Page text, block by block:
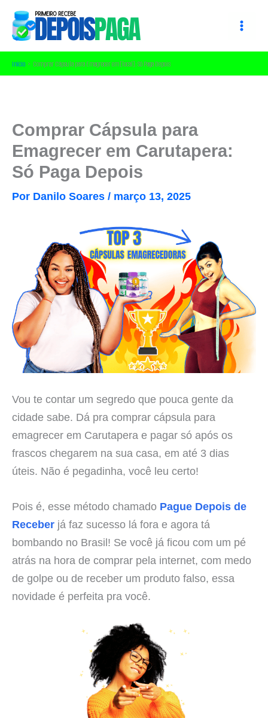
para
conteúdo
Início Comprar Cápsula para Emagrecer em [local]: Só Paga Depois
Comprar Cápsula para
Emagrecer em Carutapera:
Só Paga Depois
Por Danilo Soares / março 13, 2025
Vou te contar um segredo que pouca gente da
cidade sabe. Dá pra comprar cápsula para
emagrecer em Carutapera e pagar só após os
frascos chegarem na sua casa, em até 3 dias
úteis. Não é pegadinha, você leu certo!
Pois é, esse método chamado Pague Depois de
Receber já faz sucesso lá fora e agora tá
bombando no Brasil! Se você já ficou com um pé
atrás na hora de comprar pela internet, com medo
de golpe ou de receber um produto falso, essa
novidade é perfeita pra você.